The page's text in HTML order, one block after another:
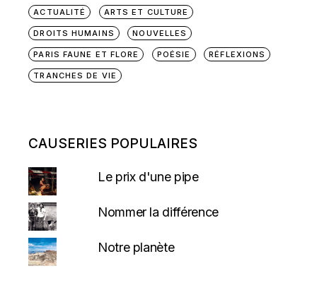
ACTUALITÉ ARTS ET CULTURE
DROITS HUMAINS NOUVELLES
PARIS FAUNE ET FLORE POÉSIE RÉFLEXIONS
TRANCHES DE VIE
CAUSERIES POPULAIRES
Le prix d'une pipe
Nommer la différence
Notre planète